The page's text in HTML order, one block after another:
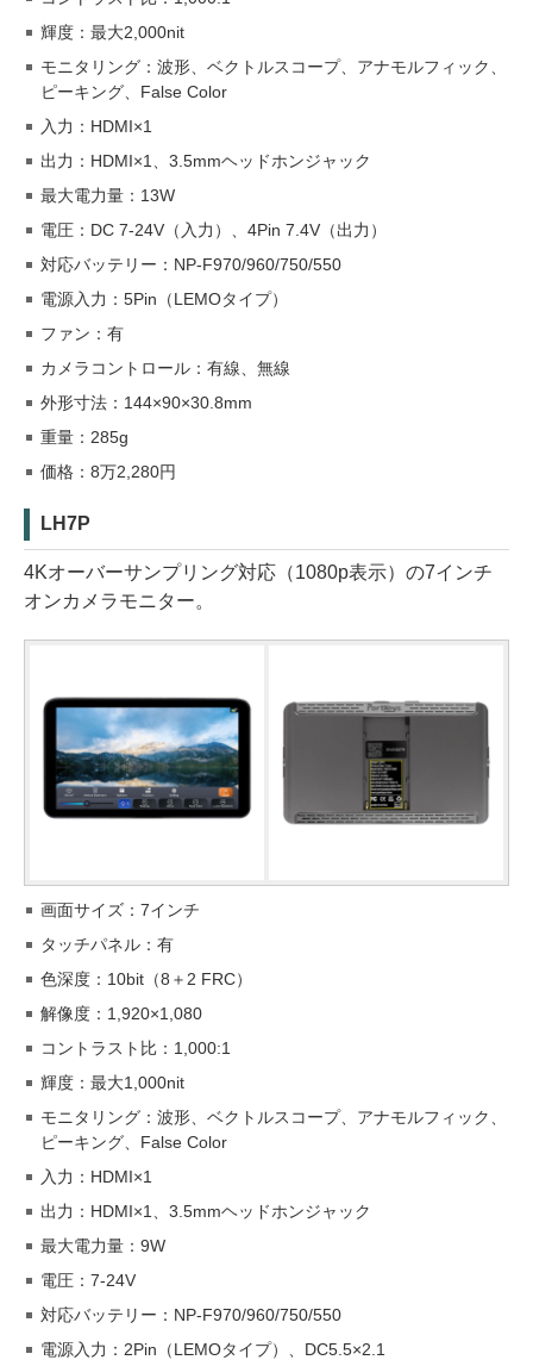
輝度：最大2,000nit
モニタリング：波形、ベクトルスコープ、アナモルフィック、
ピーキング、False Color
入力：HDMI×1
出力：HDMI×1、3.5mmヘッドホンジャック
最大電力量：13W
電圧：DC 7-24V（入力）、4Pin 7.4V（出力）
対応バッテリー：NP-F970/960/750/550
電源入力：5Pin（LEMOタイプ）
ファン：有
カメラコントロール：有線、無線
外形寸法：144×90×30.8mm
重量：285g
価格：8万2,280円
LH7P
4Kオーバーサンプリング対応（1080p表示）の7インチ
オンカメラモニター。
画面サイズ：7インチ
タッチパネル：有
色深度：10bit（8＋2 FRC）
解像度：1,920×1,080
コントラスト比：1,000:1
輝度：最大1,000nit
モニタリング：波形、ベクトルスコープ、アナモルフィック、
ピーキング、False Color
入力：HDMI×1
出力：HDMI×1、3.5mmヘッドホンジャック
最大電力量：9W
電圧：7-24V
対応バッテリー：NP-F970/960/750/550
電源入力：2Pin（LEMOタイプ）、DC5.5×2.1